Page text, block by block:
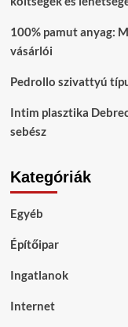
100% pamut anyag:
vásárlói
Pedrollo szivattyú
Intim plasztika
sebész
Kategóriák
Egyéb
Építőipar
Ingatlanok
Internet